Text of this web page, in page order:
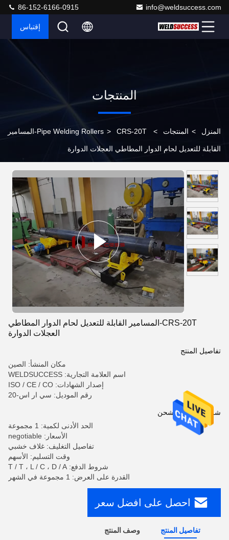
info@weldsuccess.com
86-152-6166-0915
إقتباس
المنتجات
المنزل > المنتجات >
Pipe Welding Rollers > CRS-20T-المسامير
القابلة للتعديل لحام الدوار المطاطي العجلات الدوارة
CRS-20T-المسامير القابلة للتعديل لحام الدوار المطاطي
العجلات الدوارة
تفاصيل المنتج
مكان المنشأ: الصين
اسم العلامة التجارية: WELDSUCCESS
إصدار الشهادات: ISO / CE / CO
رقم الموديل: سي ار اس-20
شروط الدفع والشحن
الحد الأدنى لكمية: 1 مجموعة
الأسعار: negotiable
تفاصيل التغليف: غلاف خشبي
وقت التسليم: الأسهم
شروط الدفع: T / T ، L / C ، D / A
القدرة على العرض: 1 مجموعة في الشهر
احصل على افضل سعر
تفاصيل المنتج وصف المنتج